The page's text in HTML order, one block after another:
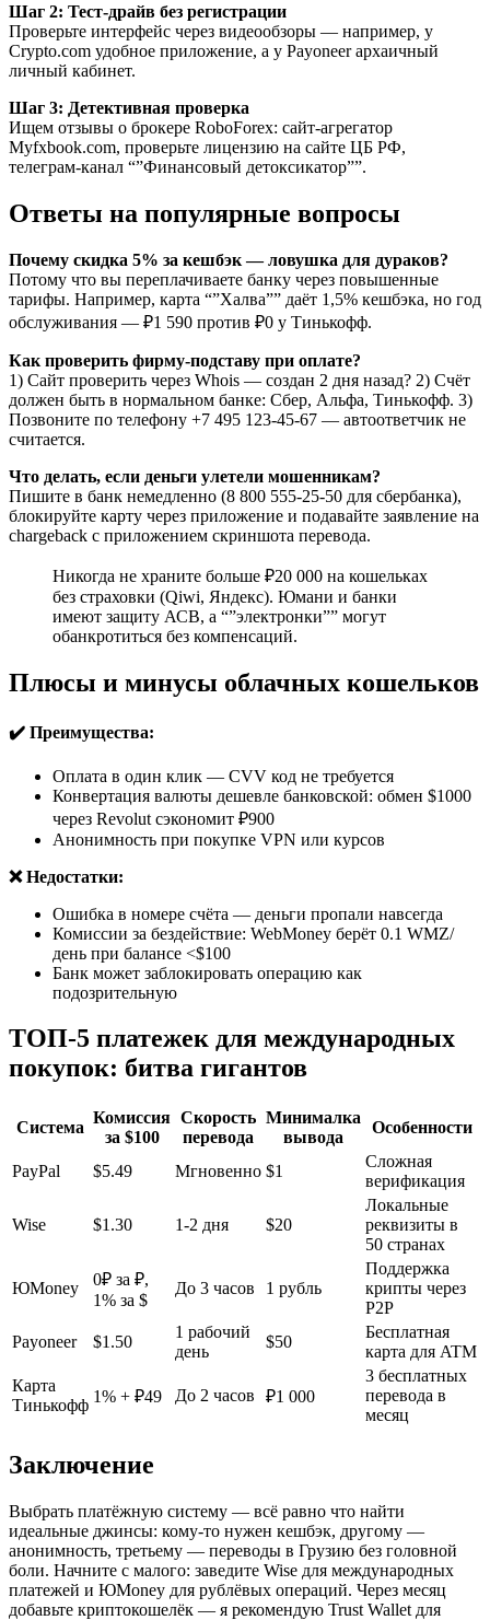
Шаг 2: Тест-драйв без регистрации
Проверьте интерфейс через видеообзоры — например, у
Crypto.com удобное приложение, а у Payoneer архаичный
личный кабинет.
Шаг 3: Детективная проверка
Ищем отзывы о брокере RoboForex: сайт-агрегатор
Myfxbook.com, проверьте лицензию на сайте ЦБ РФ,
телеграм-канал “”Финансовый детоксикатор””.
Ответы на популярные вопросы
Почему скидка 5% за кешбэк — ловушка для дураков?
Потому что вы переплачиваете банку через повышенные
тарифы. Например, карта “”Халва”” даёт 1,5% кешбэка, но год
обслуживания — ₽1 590 против ₽0 у Тинькофф.
Как проверить фирму-подставу при оплате?
1) Сайт проверить через Whois — создан 2 дня назад? 2) Счёт
должен быть в нормальном банке: Сбер, Альфа, Тинькофф. 3)
Позвоните по телефону +7 495 123-45-67 — автоответчик не
считается.
Что делать, если деньги улетели мошенникам?
Пишите в банк немедленно (8 800 555-25-50 для сбербанка),
блокируйте карту через приложение и подавайте заявление на
chargeback с приложением скриншота перевода.
Никогда не храните больше ₽20 000 на кошельках
без страховки (Qiwi, Яндекс). Юмани и банки
имеют защиту АСВ, а “”электронки”” могут
обанкротиться без компенсаций.
Плюсы и минусы облачных кошельков
✔️ Преимущества:
Оплата в один клик — CVV код не требуется
Конвертация валюты дешевле банковской: обмен $1000
через Revolut сэкономит ₽900
Анонимность при покупке VPN или курсов
❌ Недостатки:
Ошибка в номере счёта — деньги пропали навсегда
Комиссии за бездействие: WebMoney берёт 0.1 WMZ/
день при балансе <$100
Банк может заблокировать операцию как
подозрительную
ТОП-5 платежек для международных
покупок: битва гигантов
Система
Комиссия
за $100
Скорость
перевода
Минималка
вывода
Особенности
PayPal $5.49 Мгновенно $1
Сложная
верификация
Wise $1.30 1-2 дня $20
Локальные
реквизиты в
50 странах
ЮMoney
0₽ за ₽,
1% за $
До 3 часов 1 рубль
Поддержка
крипты через
P2P
Payoneer
$1.50
1 рабочий
день
$50
Бесплатная
карта для ATM
Карта
Тинькофф 1% + ₽49 До 2 часов ₽1 000
3 бесплатных
перевода в
месяц
Заключение
Выбрать платёжную систему — всё равно что найти
идеальные джинсы: кому-то нужен кешбэк, другому —
анонимность, третьему — переводы в Грузию без головной
боли. Начните с малого: заведите Wise для международных
платежей и ЮMoney для рублёвых операций. Через месяц
добавьте криптокошелёк — я рекомендую Trust Wallet для